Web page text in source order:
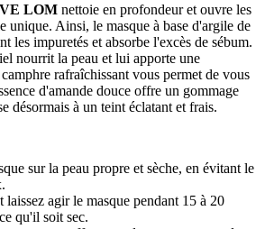
LOM nettoie en profondeur et ouvre les
unique. Ainsi, le masque à base d'argile de
les impuretés et absorbe l'excès de sébum.
nourrit la peau et lui apporte une
rafraîchissant vous permet de vous
d'amande douce offre un gommage
désormais à un teint éclatant et frais.
sur la peau propre et sèche, en évitant le
laissez agir le masque pendant 15 à 20
qu'il soit sec.